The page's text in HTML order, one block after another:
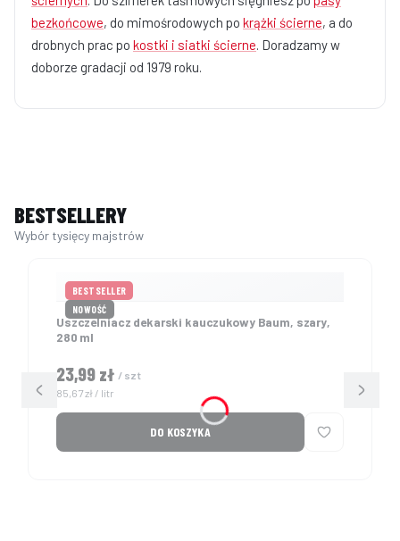
bezkońcowe, do mimośrodowych po krążki ścierne, a do
drobnych prac po kostki i siatki ścierne. Doradzamy w
doborze gradacji od 1979 roku.
BESTSELLERY
BESTSELLER
NOWOŚĆ
Uszczelniacz dekarski kauczukowy Baum, szary,
280 ml
Cena
23,99 zł / szt
Cena jednostkowa
85,67 zł / litr
DO KOSZYKA